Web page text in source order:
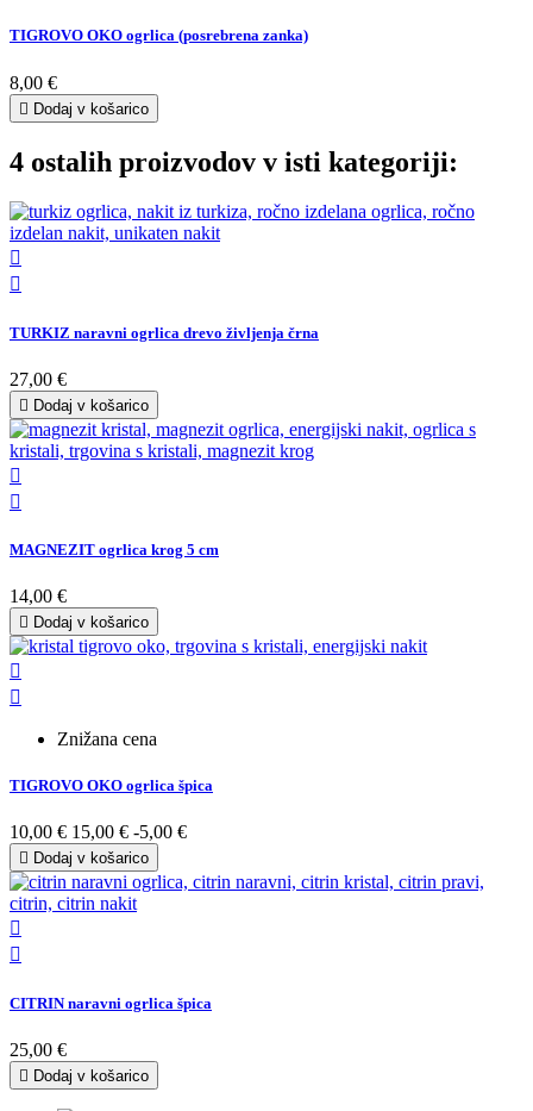
TIGROVO OKO ogrlica (posrebrena zanka)
8,00 €
 Dodaj v košarico
4 ostalih proizvodov v isti kategoriji:


TURKIZ naravni ogrlica drevo življenja črna
27,00 €
 Dodaj v košarico


MAGNEZIT ogrlica krog 5 cm
14,00 €
 Dodaj v košarico


Znižana cena
TIGROVO OKO ogrlica špica
10,00 € 15,00 € -5,00 €
 Dodaj v košarico


CITRIN naravni ogrlica špica
25,00 €
 Dodaj v košarico